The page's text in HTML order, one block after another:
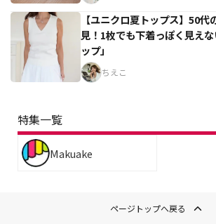
【ユニクロ夏トップス】50
見！1枚でも下着っぽく見え
ップ」
ちえこ
特集一覧
Makuake
ページトップへ戻る